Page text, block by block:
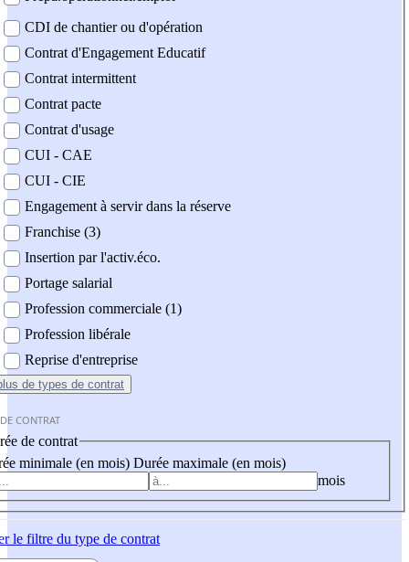
CDI de chantier ou d'opération
Contrat d'Engagement Educatif
Contrat intermittent
Contrat pacte
Contrat d'usage
CUI - CAE
CUI - CIE
Engagement à servir dans la réserve
Franchise (3)
Insertion par l'activ.éco.
Portage salarial
Profession commerciale (1)
Profession libérale
Reprise d'entreprise
de types de contrat
CONTRAT
de contrat
minimale (en mois) Durée maximale (en mois)
mois
le filtre du type de contrat